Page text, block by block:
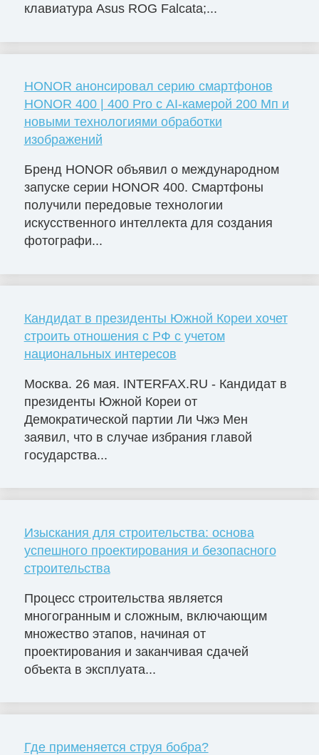
клавиатура Asus ROG Falcata;...
HONOR анонсировал серию смартфонов
HONOR 400 | 400 Pro с AI-камерой 200 Мп и
новыми технологиями обработки
изображений
Бренд HONOR объявил о международном
запуске серии HONOR 400. Смартфоны
получили передовые технологии
искусственного интеллекта для создания
фотографи...
Кандидат в президенты Южной Кореи хочет
строить отношения с РФ с учетом
национальных интересов
Москва. 26 мая. INTERFAX.RU - Кандидат в
президенты Южной Кореи от
Демократической партии Ли Чжэ Мен
заявил, что в случае избрания главой
государства...
Изыскания для строительства: основа
успешного проектирования и безопасного
строительства
Процесс строительства является
многогранным и сложным, включающим
множество этапов, начиная от
проектирования и заканчивая сдачей
объекта в эксплуата...
Где применяется струя бобра?